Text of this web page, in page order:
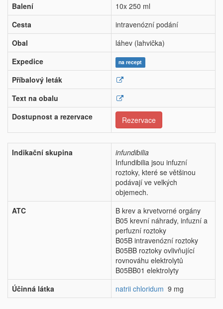
Balení
10x 250 ml
Cesta
intravenózní podání
Obal
láhev (lahvička)
Expedice
na recept
Příbalový leták
Text na obalu
Dostupnost a rezervace
Rezervace
Indikační skupina
infundibilia
Infundibilia jsou infuzní
roztoky, které se většinou
podávají ve velkých
objemech.
ATC
B krev a krvetvorné orgány
B05 krevní náhrady, infuzní a
perfuzní roztoky
B05B intravenózní roztoky
B05BB roztoky ovlivňující
rovnováhu elektrolytů
B05BB01 elektrolyty
Účinná látka
natrii chloridum 9 mg